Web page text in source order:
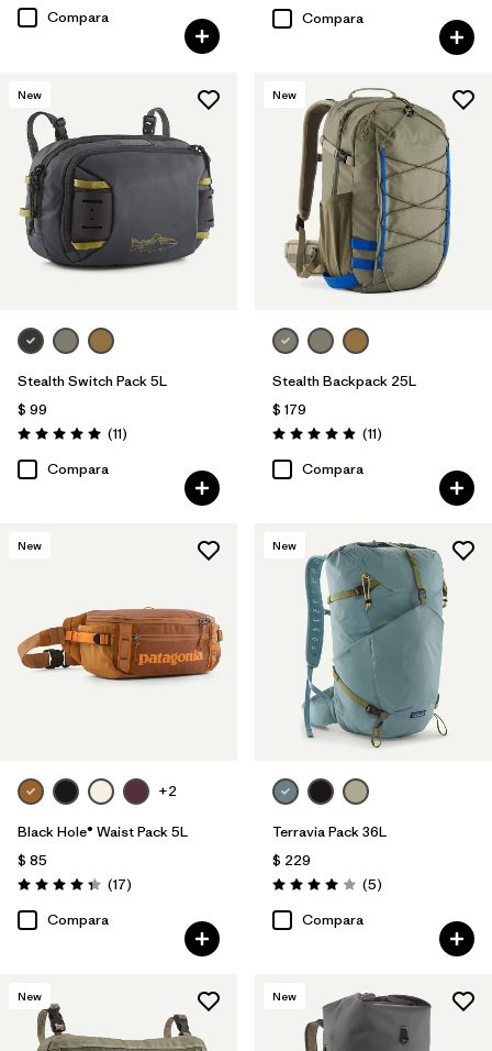
Compara
Compara
New
Stealth Switch Pack 5L
$ 99
Valoración: 5.0 / 5
(11Comentarios
)
Compara
New
Stealth Backpack 25L
$ 179
Valoración: 4.9 / 5
(11Comentarios
)
Compara
New
+2
Black Hole® Waist Pack 5L
$ 85
Valoración: 4.4 / 5
(17Comentarios
)
Compara
New
Terravia Pack 36L
$ 229
Valoración: 4.0 / 5
(5Comentarios
)
Compara
New New